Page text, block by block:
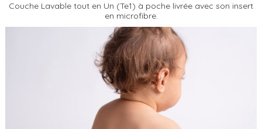
Couche Lavable tout en Un (Te1) à poche livrée avec son insert
en microfibre.